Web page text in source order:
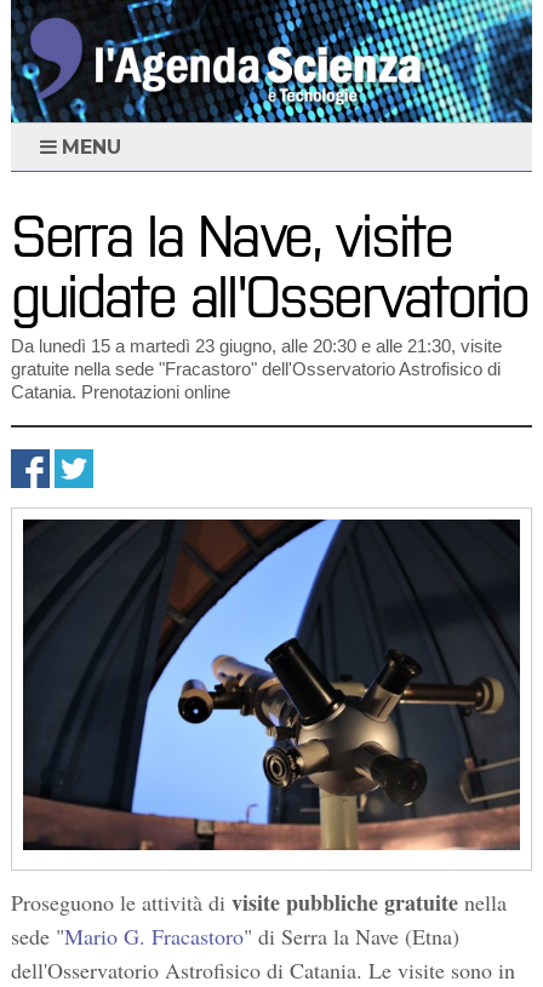
MENU
Serra la Nave, visite
guidate all'Osservatorio
Da lunedì 15 a martedì 23 giugno, alle 20:30 e alle 21:30, visite
gratuite nella sede "Fracastoro" dell'Osservatorio Astrofisico di
Catania. Prenotazioni online
Proseguono le attività di visite pubbliche gratuitenella
sede "Mario G. Fracastoro" di Serra la Nave (Etna)
dell'Osservatorio Astrofisico di Catania. Le visite sono in